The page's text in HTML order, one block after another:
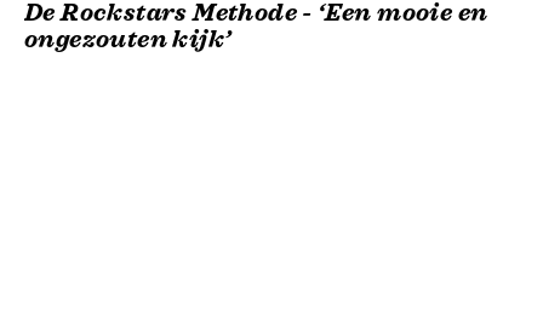
De Rockstars Methode - ‘Een mooie en
ongezouten kijk’